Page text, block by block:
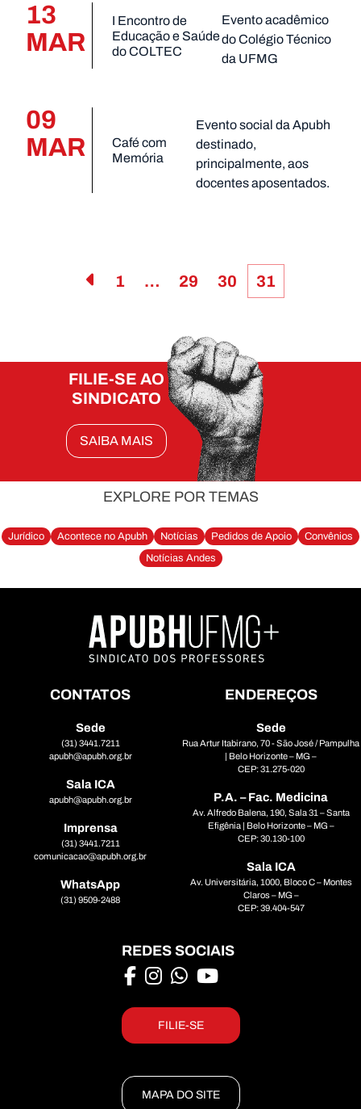
13
MAR
I Encontro de
Educação e Saúde
do COLTEC
Evento acadêmico
do Colégio Técnico
da UFMG
09
MAR
Café com
Memória
Evento social da Apubh
destinado,
principalmente, aos
docentes aposentados.
1 … 29 30 31
FILIE-SE AO
SINDICATO
SAIBA MAIS
EXPLORE POR TEMAS
Jurídico Acontece no Apubh Notícias Pedidos de Apoio
Convênios
Notícias Andes
CONTATOS
Sede
(31) 3441.7211
apubh@apubh.org.br
Sala ICA
apubh@apubh.org.br
Imprensa
(31) 3441.7211
comunicacao@apubh.org.br
WhatsApp
(31) 9509-2488
ENDEREÇOS
Sede
Rua Artur Itabirano, 70 - São José / Pampulha
| Belo Horizonte – MG –
CEP: 31.275-020
P.A. – Fac. Medicina
Av. Alfredo Balena, 190, Sala 31 – Santa
Efigênia | Belo Horizonte – MG –
CEP: 30.130-100
Sala ICA
Av. Universitária, 1000, Bloco C – Montes
Claros – MG –
CEP: 39.404-547
REDES SOCIAIS
FILIE-SE
MAPA DO SITE